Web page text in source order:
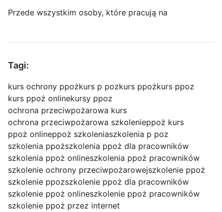
Przede wszystkim osoby, które pracują na
Tagi:
kurs ochrony ppożkurs p pozkurs ppożkurs ppoz
kurs ppoż onlinekursy ppoz
ochrona przeciwpożarowa kurs
ochrona przeciwpożarowa szkolenieppoż kurs
ppoż onlineppoż szkoleniaszkolenia p poz
szkolenia ppoższkolenia ppoż dla pracowników
szkolenia ppoż onlineszkolenia ppoż pracowników
szkolenie ochrony przeciwpożarowejszkolenie ppoż
szkolenie ppozszkolenie ppoż dla pracowników
szkolenie ppoż onlineszkolenie ppoż pracowników
szkolenie ppoż przez internet